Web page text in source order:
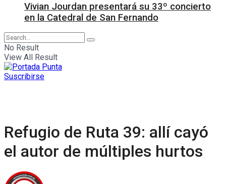
Vivian Jourdan presentará su 33º concierto
en la Catedral de San Fernando
No Result
View All Result
Suscribirse
Refugio de Ruta 39: allí cayó
el autor de múltiples hurtos